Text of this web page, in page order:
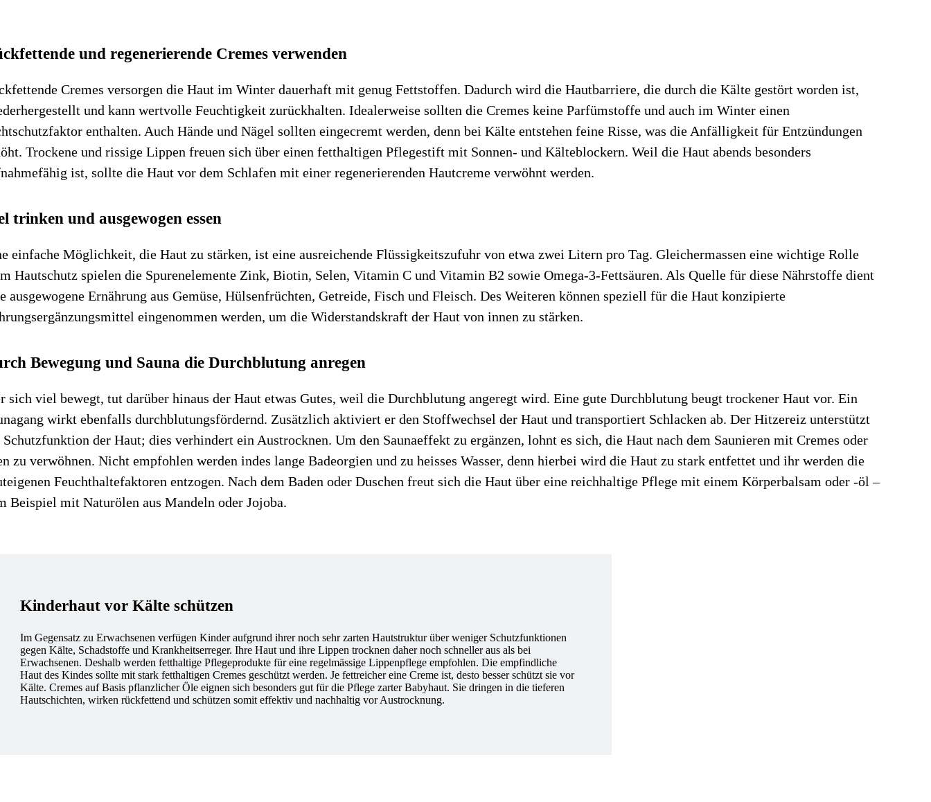
und regenerierende Cremes verwenden
Cremes versorgen die Haut im Winter dauerhaft mit genug Fettstoffen. Dadurch wird die Hautbarriere, die durch die Kälte gestört worden ist,
und kann wertvolle Feuchtigkeit zurückhalten. Idealerweise sollten die Cremes keine Parfümstoffe und auch im Winter einen
enthalten. Auch Hände und Nägel sollten eingecremt werden, denn bei Kälte entstehen feine Risse, was die Anfälligkeit für Entzündungen
Trockene und rissige Lippen freuen sich über einen fetthaltigen Pflegestift mit Sonnen- und Kälteblockern. Weil die Haut abends besonders
ist, sollte die Haut vor dem Schlafen mit einer regenerierenden Hautcreme verwöhnt werden.
trinken und ausgewogen essen
einfache Möglichkeit, die Haut zu stärken, ist eine ausreichende Flüssigkeitszufuhr von etwa zwei Litern pro Tag. Gleichermassen eine wichtige Rolle
Hautschutz spielen die Spurenelemente Zink, Biotin, Selen, Vitamin C und Vitamin B2 sowie Omega-3-Fettsäuren. Als Quelle für diese Nährstoffe dient
ausgewogene Ernährung aus Gemüse, Hülsenfrüchten, Getreide, Fisch und Fleisch. Des Weiteren können speziell für die Haut konzipierte
eingenommen werden, um die Widerstandskraft der Haut von innen zu stärken.
Bewegung und Saunadie Durchblutung anregen
sich viel bewegt, tut darüber hinaus der Haut etwas Gutes, weil die Durchblutung angeregt wird. Eine gute Durchblutung beugt trockener Haut vor. Ein
wirkt ebenfalls durchblutungsfördernd. Zusätzlich aktiviert er den Stoffwechsel der Haut und transportiert Schlacken ab. Der Hitzereiz unterstützt
Schutzfunktion der Haut; dies verhindert ein Austrocknen. Um den Saunaeffekt zu ergänzen, lohnt es sich, die Haut nach dem Saunieren mit Cremes oder
zu verwöhnen. Nicht empfohlen werden indes lange Badeorgien und zu heisses Wasser, denn hierbei wird die Haut zu stark entfettet und ihr werden die
Feuchthaltefaktoren entzogen. Nach dem Baden oder Duschen freut sich die Haut über eine reichhaltige Pflege mit einem Körperbalsam oder -öl –
Beispiel mit Naturölen aus Mandeln oder Jojoba.
Kinderhaut vor Kälte schützen
Im Gegensatz zu Erwachsenen verfügen Kinder aufgrund ihrer noch sehr zarten Hautstruktur über weniger Schutzfunktionen
gegen Kälte, Schadstoffe und Krankheitserreger. Ihre Haut und ihre Lippen trocknen daher noch schneller aus als bei
Erwachsenen. Deshalb werden fetthaltige Pflegeprodukte für eine regelmässige Lippenpflege empfohlen. Die empfindliche
Haut des Kindes sollte mit stark fetthaltigen Cremes geschützt werden. Je fettreicher eine Creme ist, desto besser schützt sie vor
Kälte. Cremes auf Basis pflanzlicher Öle eignen sich besonders gut für die Pflege zarter Babyhaut. Sie dringen in die tieferen
Hautschichten, wirken rückfettend und schützen somit effektiv und nachhaltig vor Austrocknung.